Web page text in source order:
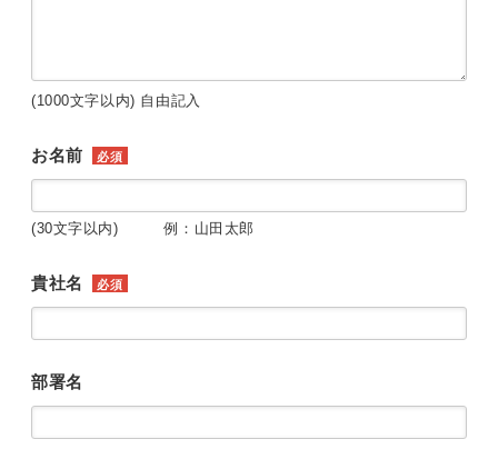
(1000文字以内) 自由記入
お名前 必須
(30文字以内) 例：山田太郎
貴社名 必須
部署名